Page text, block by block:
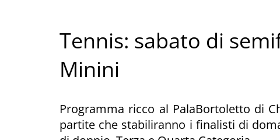
Tennis: sabato di
Minini
Programma ricco al PalaBortoletto di
partite che stabiliranno i finalisti di